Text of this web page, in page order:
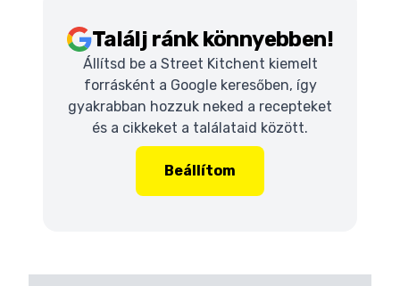
Találj ránk könnyebben!
Állítsd be a Street Kitchent kiemelt
forrásként a Google keresőben, így
gyakrabban hozzuk neked a recepteket
és a cikkeket a találataid között.
Beállítom